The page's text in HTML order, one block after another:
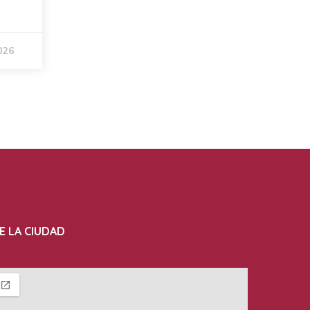
LA CIUDAD